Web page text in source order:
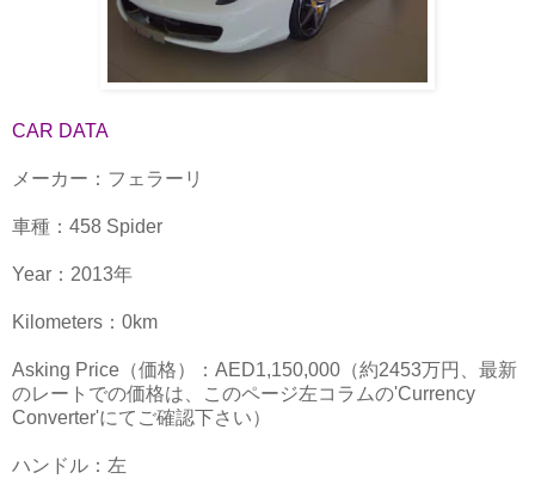
CAR DATA
メーカー：フェラーリ
車種：458 Spider
Year：2013年
Kilometers：0km
Asking Price（価格）：AED1,150,000（約2453万円、最新
のレートでの価格は、このページ左コラムの'Currency
Converter'にてご確認下さい）
ハンドル：左